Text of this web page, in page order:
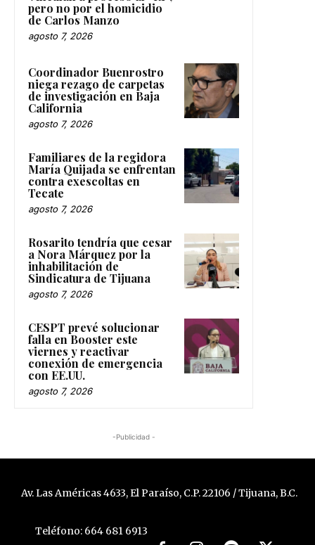
pero no por el homicidio
de Carlos Manzo
agosto 7, 2026
Coordinador Buenrostro
niega rezago de carpetas
de investigación en Baja
California
agosto 7, 2026
Familiares de la regidora
María Quijada se enfrentan
contra exescoltas en
Tecate
agosto 7, 2026
Rosarito tendría que cesar
a Nora Márquez por la
inhabilitación de
Sindicatura de Tijuana
agosto 7, 2026
CESPT prevé solucionar
falla en Booster este
viernes y reactivar
conexión de emergencia
con EE.UU.
agosto 7, 2026
-Publicidad -
Av. Las Américas 4633, El Paraíso, C.P. 22106 / Tijuana, B.C.
Teléfono: 664 681 6913